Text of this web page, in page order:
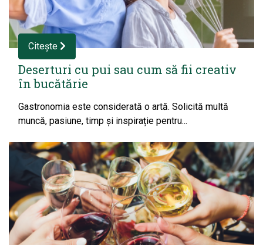
Citește
Deserturi cu pui sau cum să fii creativ
în bucătărie
Gastronomia este considerată o artă. Solicită multă
muncă, pasiune, timp și inspirație pentru...